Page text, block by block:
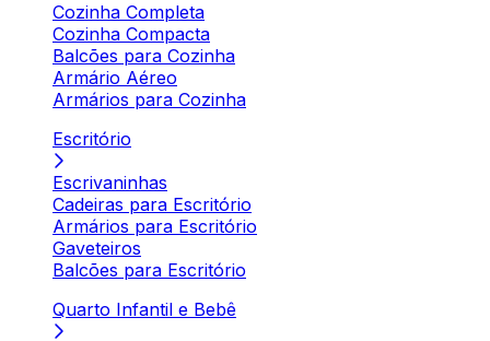
Cozinha Completa
Cozinha Compacta
Balcões para Cozinha
Armário Aéreo
Armários para Cozinha
Escritório
Escrivaninhas
Cadeiras para Escritório
Armários para Escritório
Gaveteiros
Balcões para Escritório
Quarto Infantil e Bebê